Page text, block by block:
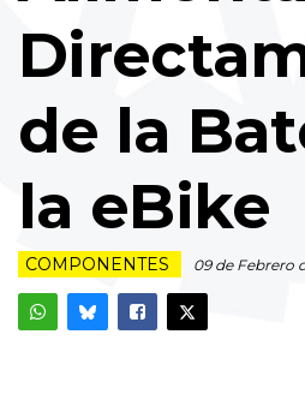
de la
la eBike
COMPONENTES 09 de Febrero